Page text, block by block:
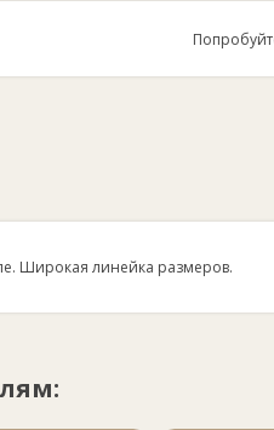
Широкая линейка размеров.